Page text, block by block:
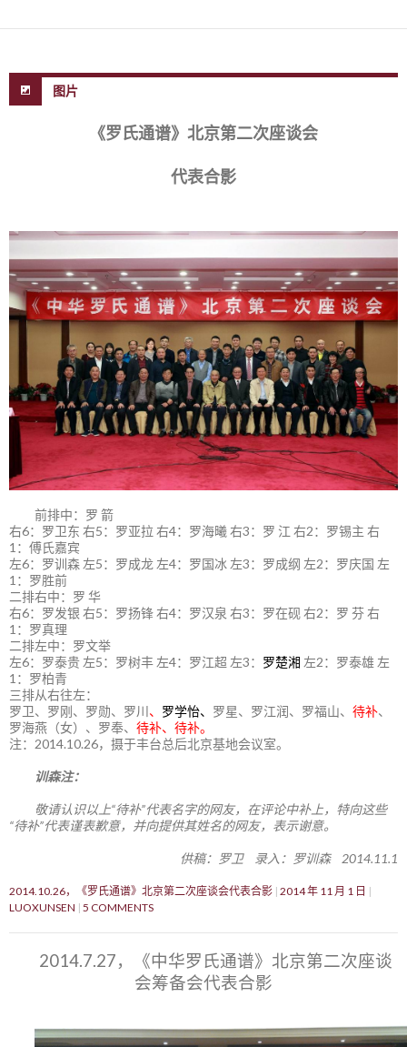
图片
《罗氏通谱》北京第二次座谈会
代表合影
前排中：罗 箭
右6：罗卫东 右5：罗亚拉 右4：罗海曦 右3：罗 江 右2：罗锡主 右
1：傅氏嘉宾
左6：罗训森 左5：罗成龙 左4：罗国冰 左3：罗成纲 左2：罗庆国 左
1：罗胜前
二排右中：罗 华
右6：罗发银 右5：罗扬锋 右4：罗汉泉 右3：罗在砚 右2：罗 芬 右
1：罗真理
二排左中：罗文举
左6：罗泰贵 左5：罗树丰 左4：罗江超 左3： 罗楚湘 左2：罗泰雄 左
1：罗柏青
三排从右往左：
罗卫、罗刚、罗勋、罗川 、 罗学怡、 罗星、罗江润、罗福山、 待补、
罗海燕（女）、罗奉、 待补、待补。
注：2014.10.26，摄于丰台总后北京基地会议室。
训森注：
敬请认识以上“待补”代表名字的网友，在评论中补上，特向这些
“待补”代表谨表歉意，并向提供其姓名的网友，表示谢意。
供稿：罗卫 录入：罗训森 2014.11.1
2014.10.26，《罗氏通谱》北京第二次座谈会代表合影 2014 年 11 月 1 日
LUOXUNSEN 5 COMMENTS
2014.7.27，《中华罗氏通谱》北京第二次座谈
会筹备会代表合影